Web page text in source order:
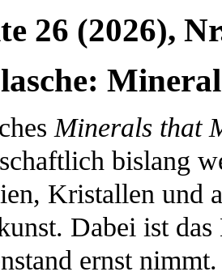
26 (2026),
Minerals that
bislang
Kristallen und
Dabei ist
ernst